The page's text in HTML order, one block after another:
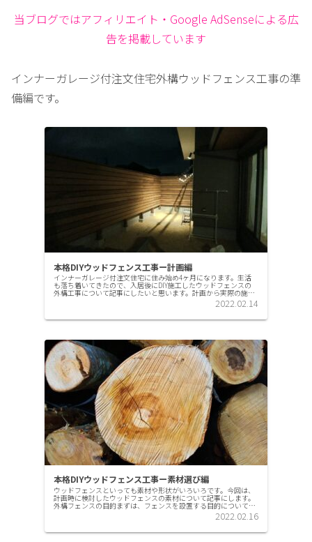
当ブログではアフィリエイト・Google AdSenseによる広
告を掲載しています
インナーガレージ付注文住宅外構ウッドフェンス工事の準
備編です。
本格DIYウッドフェンス工事ー計画編
インナーガレージ付注文住宅に住み始め4ヶ月になります。生活
も落ち着いてきたので、入居後にDIY施工したウッドフェンスの
外構工事について記事にしたいと思います。計画から実際の施工
まで少しずつまとめていきたいと思います。今回はウッドフェン
2022.02.14
本格DIYウッドフェンス工事ー素材選び編
ウッドフェンスといっても素材や形状がいろいろです。今回は、
計画時に検討したウッドフェンスの素材について記事にします。
外構フェンスの目的まずは、フェンスを設置する目的について整
理したいと思います。敷地境界明示敷地外周の境界を明示するに
2022.02.16